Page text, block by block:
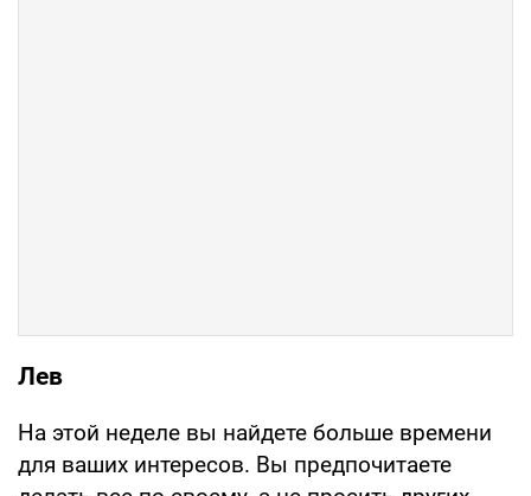
Лев
На этой неделе вы найдете больше времени
для ваших интересов. Вы предпочитаете